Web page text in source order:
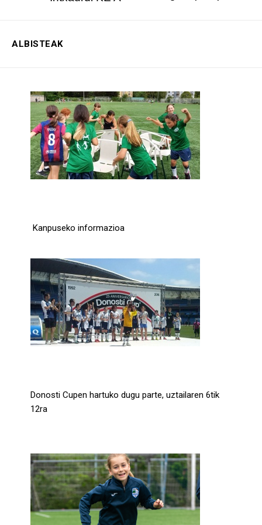
ALBISTEAK
Kanpuseko informazioa
Donosti Cupen hartuko dugu parte, uztailaren 6tik
12ra